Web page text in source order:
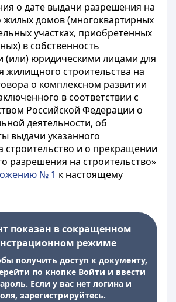
о дате выдачи разрешения на
жилых домов (многоквартирных
участках, приобретенных
в собственность
(или) юридическими лицами для
жилищного строительства на
о комплексном развитии
в соответствии с
Российской Федерации о
деятельности, об
выдачи указанного
строительство и о прекращении
разрешения на строительство»
№ 1 к настоящему
показан в сокращенном
режиме
получить доступ к документу,
по кнопке Войти и ввести
Если у вас нет логина и
зарегистрируйтесь.